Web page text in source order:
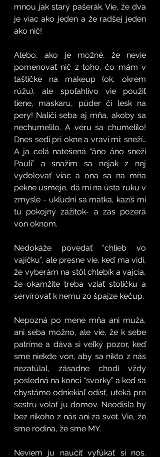
mnou jak starý pašerák. Vie, že dva
je viac ako jeden a že radšej jeden
ako nič!
Alebo, ako je možné, že nevie
pomenovať nič z toho, čo mám v
taštičke na makeup (ok, okrem
rúžu), ale spoľahlivo vie použiť
tiene, maskaru, púder či lesk na
pery! Nalíči seba aj mňa, akoby sa
nechumelilo. A veru sa chumelilo!
Dnes sedí pri okne a vraví mi: sneží…
A ja celá natešená “áno áno sneží
Pauli” a snažím sa nejak z nej
vydolovať viac a ona sa na mňa
pekne usmeje, dá mi na ústa ruku v
zmysle - ukľudni sa matka, kazíš mi
tu pokojný zážitok- a zas pozerá
von oknom.
Nedokáže povedať “chlieb vo
vajíčku”, ale presne vie, keď ma vidí,
že vyberám na stôl chlebík a vajcia,
že okamžite treba vziať stoličku a
servírovať k nemu zo špajze kečup.
Nepozná po mene mňa ani muža,
ani seba možno, ale vie, že k sebe
patríme a dáva si veľký pozor, keď
sme niekde von, aby sa nikto z nás
nezatúlal, zásadne chodí vždy
posledná na konci “svorky” a keď sa
chystáme odniekiaľ odísť, uteká pre
sestru volať ju domov. Neodišla by
bez nikoho z nás ani za svet. Vie, že
sme rodina, že sme MY.
Neviem ju naučiť vyfúkať si nos.